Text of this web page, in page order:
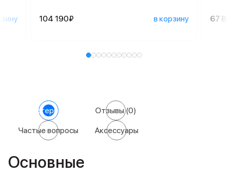
104 190₽ в корзину 67
Характеристики Отзывы(0)
Частые вопросы Аксессуары
Основные